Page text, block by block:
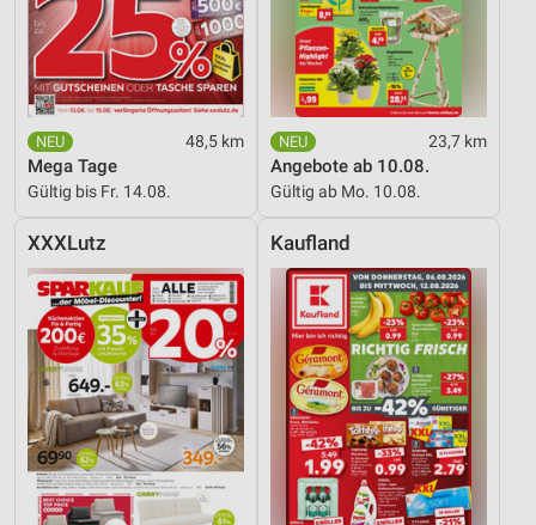
48,5 km
Mega Tage
Gültig bis Fr. 14.08.
23,7 km
Angebote ab 10.08.
Gültig ab Mo. 10.08.
XXXLutz Kaufland